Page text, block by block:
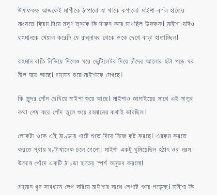
উফফফফ আজকেই মাগীকে ঠাপাবো যা থাকে কপালে। মাইশা বগল হাতের
মাংসতে ক্রিম দিয়ে মসৃণ ত্বকে কি দারুন করে মাখছিল উফফফ। মাইশা যদিও
রহমানকে খেয়াল করেনি যে রান্নাঘর থেকে ওকে দেখে বাড়া হাতাচ্ছিল।
রহমান বাতি নিভিয়ে দিলেও ঘরে ভেন্টিলেটর দিয়ে চাঁদের আলোর ছটা পড়ে ঘর
নীল হয়ে আছে। রহমান শুয়ে মাইশাকে দেখছে।
কি সুন্দর পোঁদ দেখিয়ে মাইশা শুয়ে আছে। মাইশাও জামাইয়ের সাথে এই মাত্র
কথা শেষ করে পোঁদ তুলে শুয়ে রহমানের কথাই ভাবছিল।
লোকটা ওকে এই ঠাণ্ডায় খাটে শুতে দিয়ে নিজে কষ্ট করছে। এরকম করতে
করতে প্রায় ঘণ্টাখানেক চলে গেলো। মাইশা একটু ঘুমিয়েছিল হঠাৎ ওর নরম
উদোম পোঁদে একটি ঠাণ্ডা হাতের স্পর্শ অনুভব করলো।
রহমান খুব সাবধানে লেপ সরিয়ে মাইশার সাথে লেপটে শুয়ে পড়েছে। মাইশা কি